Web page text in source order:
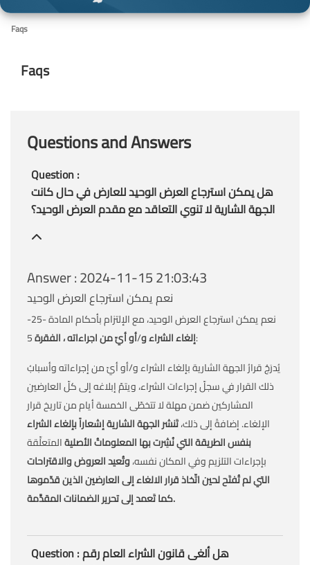
Faqs
Faqs
Questions and Answers
Question :
هل يمكن استرجاع العرض الوحيد للعارض في حال كانت
الجهة الشارية لا تنوي التعاقد مع مقدم العرض الوحيد؟
Answer : 2024-11-15 21:03:43
نعم يمكن استرجاع العرض الوحيد
نعم يمكن استرجاع العرض الوحيد، مع الإلتزام بأحكام المادة -25-
إلغاء الشراء و/أو أيّ من اجراءاته ، الفقرة
5:
يُدرَجُ قرارُ الجهة الشارية بإلغاء الشراء و/أو أيّ من إجراءاته وأسبابُ
ذلك القرار في سجلّ إجراءات الشراء، ويتمّ إبلاغه إلى كلّ العارضين
المشاركين ضمن مهلة لا تتخطّى الخمسة أيام من تاريخ قرار
الإلغاء. إضافةً إلى ذلك،تَنشر الجهة الشارية إشعاراً بإلغاء الشراء
بنفس الطريقة التي نُشِرت بها المعلوماتُ الأصليةالمتعلِّقة
بإجراءات التلزيم وفي المكان نفسه،وتُعيد العروض والاقتراحات
التي لم تُفتَح لحين اتّخاذ قرار الالغاء إلى العارضين الذين قدّموها
كما تَعمد إلى تحرير الضمانات المقدَّمة.
Question : هل أﻟﻐﻰ ﻗﺎﻧﻮن اﻟﺸﺮاء اﻟﻌﺎم رقم